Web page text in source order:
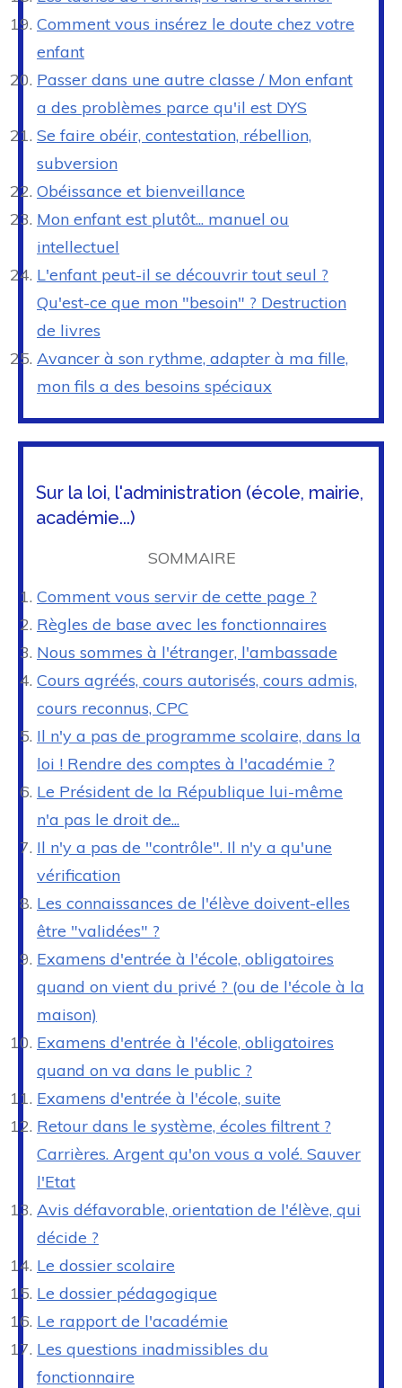
Comment vous insérez le doute chez votre
enfant
Passer dans une autre classe / Mon enfant
a des problèmes parce qu'il est DYS
Se faire obéir, contestation, rébellion,
subversion
Obéissance et bienveillance
Mon enfant est plutôt... manuel ou
intellectuel
L'enfant peut-il se découvrir tout seul ?
Qu'est-ce que mon "besoin" ? Destruction
de livres
Avancer à son rythme, adapter à ma fille,
mon fils a des besoins spéciaux
Sur la loi, l'administration (école, mairie,
académie...)
SOMMAIRE
Comment vous servir de cette page ?
Règles de base avec les fonctionnaires
Nous sommes à l'étranger, l'ambassade
Cours agréés, cours autorisés, cours admis,
cours reconnus, CPC
Il n'y a pas de programme scolaire, dans la
loi ! Rendre des comptes à l'académie ?
Le Président de la République lui-même
n'a pas le droit de...
Il n'y a pas de "contrôle". Il n'y a qu'une
vérification
Les connaissances de l'élève doivent-elles
être "validées" ?
Examens d'entrée à l'école, obligatoires
quand on vient du privé ? (ou de l'école à la
maison)
Examens d'entrée à l'école, obligatoires
quand on va dans le public ?
Examens d'entrée à l'école, suite
Retour dans le système, écoles filtrent ?
Carrières. Argent qu'on vous a volé. Sauver
l'Etat
Avis défavorable, orientation de l'élève, qui
décide ?
Le dossier scolaire
Le dossier pédagogique
Le rapport de l'académie
Les questions inadmissibles du
fonctionnaire